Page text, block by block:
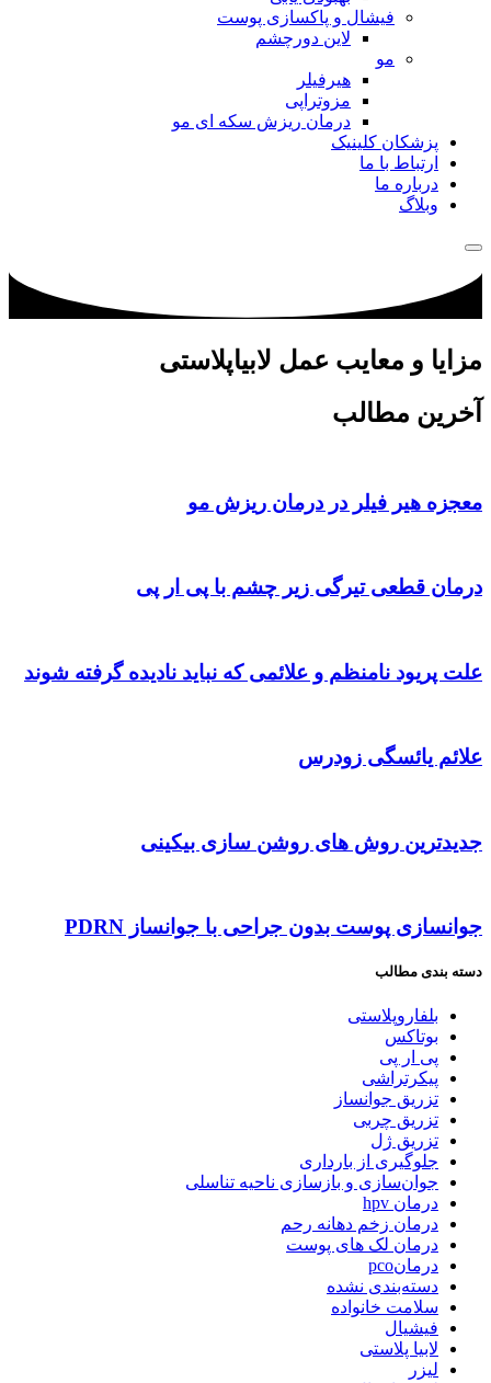
فیشال و پاکسازی پوست
لاین دورچشم
مو
هیرفیلر
مزوتراپی
درمان ریزش سکه ای مو
پزشکان کلینیک
ارتباط با ما
درباره ما
وبلاگ
مزایا و معایب عمل لابیاپلاستی
آخرین مطالب
معجزه هیر فیلر در درمان ریزش مو
درمان قطعی تیرگی زیر چشم با پی ار پی
علت پریود نامنظم و علائمی که نباید نادیده گرفته شوند
علائم یائسگی زودرس
جدیدترین روش های روشن سازی بیکینی
جوانسازی پوست بدون جراحی با جوانساز PDRN
دسته بندی مطالب
بلفاروپلاستی
بوتاکس
پی ار پی
پیکرتراشی
تزریق جوانساز
تزریق چربی
تزریق ژل
جلوگیری از بارداری
جوان‌سازی و بازسازی ناحیه تناسلی
درمان hpv
درمان زخم دهانه رحم
درمان لک های پوست
درمانpco
دسته‌بندی نشده
سلامت خانواده
فیشیال
لابیا پلاستی
لیزر